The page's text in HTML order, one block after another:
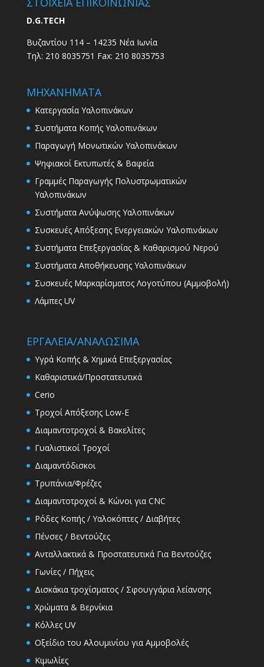
D.G.TECH
Βυζαντίου 114 – 14235 Νέα Ιωνία
Τηλ: 210 8035751 Fax: 210 8035753
ΜΗΧΑΝΗΜΑΤΑ
Κατεργασία Υαλοπινάκων
Συστήματα Κοπής Υαλοπινάκων
Παραγωγή Μονωτικών Υαλοπινάκων
Ψηφιακοί Εκτυπωτές & Βαφεία
Γραμμές Παραγωγής Πολυστρωματικών
Υαλοπινάκων
Συστήματα Ανύψωσης Υαλοπινάκων
Συσκευές Απόξεσης Ενεργειακών Υαλοπινάκων
Συστήματα Επεξεργασίας & Καθαρισμού Νερού
Συστήματα Αποθήκευσης Υαλοπινάκων
Συσκευές Μαρκαρίσματος Λογοτύπου (Αμμοβολή)
Λάμπες UV
ΕΡΓΑΛΕΙΑ/ΑΝΑΛΩΣΙΜΑ
Υγρά Κοπής & Χημικά Επεξεργασίας
Καθαριστικά/Προστατευτικά
Cerio
Τροχοί Απόξεσης Low-E
Διαμαντοτροχοί & Βακελίτες
Γυαλιστικοί Τροχοί
Διαμαντόδισκοι
Τρυπάνια/Φρέζες
Διαμαντοτροχοί & Κώνοι για CNC
Ρόδες Κοπής / Υαλοκόπτες / Διαβήτες
Πένσες / Βεντούζες
Ανταλλακτικά & Προστατευτικά Για Βεντούζες
Γωνίες / Πήχεις
Δισκάκια τροχίσματος / Σφουγγάρια λείανσης
Χρώματα & Βερνίκια
Κόλλες UV
Οξείδιο του Αλουμινίου για Αμμοβολές
Κιμωλίες